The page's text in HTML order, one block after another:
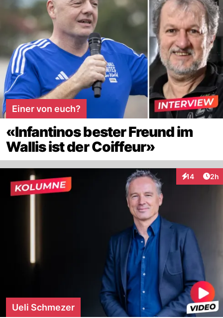
Einer von euch?
«Infantinos bester Freund im
Wallis ist der Coiffeur»
14
Interaktionen
2h
Ueli Schmezer